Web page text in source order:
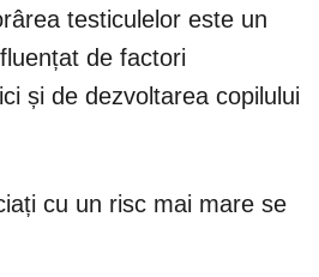
testiculelor este un
de factori
și de dezvoltarea copilului
cu un risc mai mare se